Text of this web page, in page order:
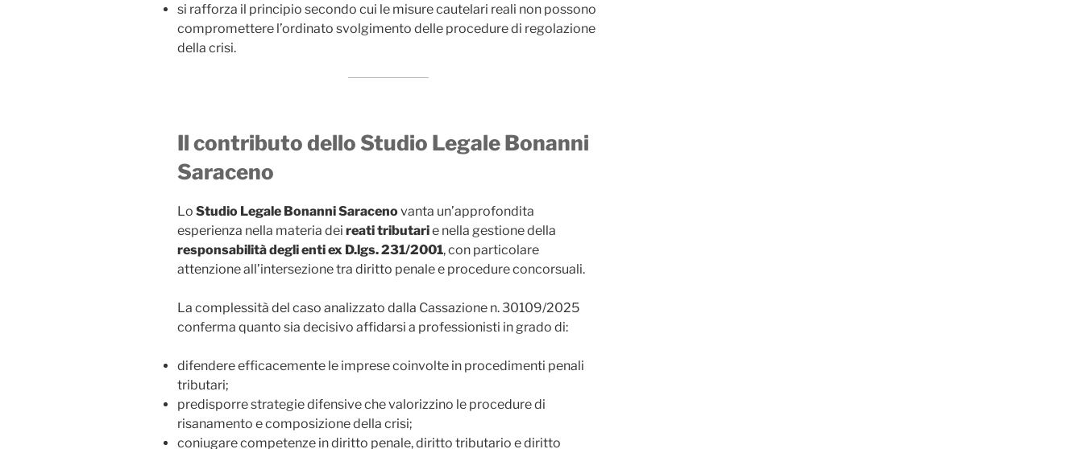
si rafforza il principio secondo cui le misure cautelari reali non possono
compromettere l’ordinato svolgimento delle procedure di regolazione
della crisi.
Il contributo dello Studio Legale Bonanni
Saraceno
Lo Studio Legale Bonanni Saracenovanta un’approfondita
esperienza nella materia dei reati tributarie nella gestione della
responsabilità degli enti ex D.lgs. 231/2001, con particolare
attenzione all’intersezione tra diritto penale e procedure concorsuali.
La complessità del caso analizzato dalla Cassazione n. 30109/2025
conferma quanto sia decisivo affidarsi a professionisti in grado di:
difendere efficacemente le imprese coinvolte in procedimenti penali
tributari;
predisporre strategie difensive che valorizzino le procedure di
risanamento e composizione della crisi;
coniugare competenze in diritto penale, diritto tributario e diritto